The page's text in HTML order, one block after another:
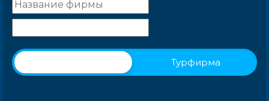
Турфирма